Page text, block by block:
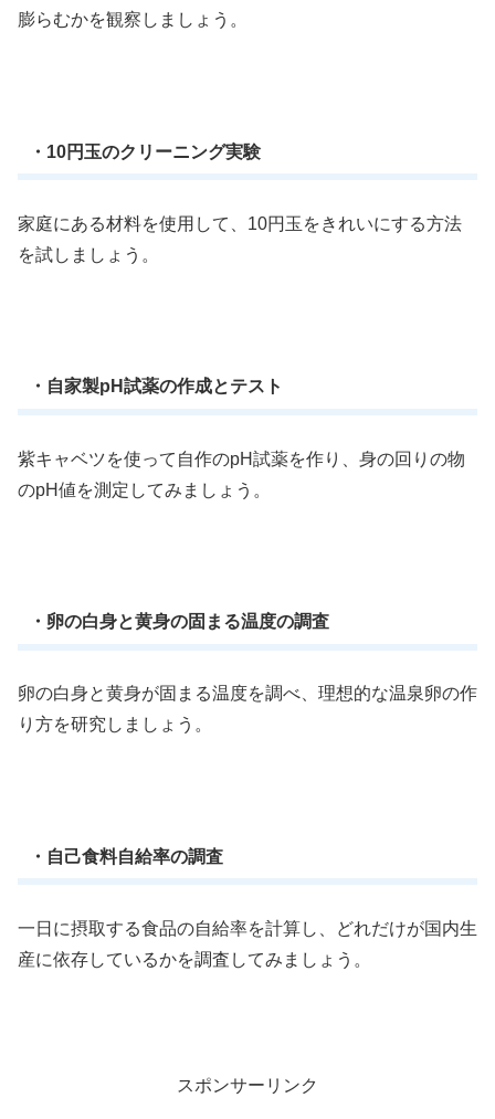
膨らむかを観察しましょう。
・10円玉のクリーニング実験
家庭にある材料を使用して、10円玉をきれいにする方法
を試しましょう。
・自家製pH試薬の作成とテスト
紫キャベツを使って自作のpH試薬を作り、身の回りの物
のpH値を測定してみましょう。
・卵の白身と黄身の固まる温度の調査
卵の白身と黄身が固まる温度を調べ、理想的な温泉卵の作
り方を研究しましょう。
・自己食料自給率の調査
一日に摂取する食品の自給率を計算し、どれだけが国内生
産に依存しているかを調査してみましょう。
スポンサーリンク